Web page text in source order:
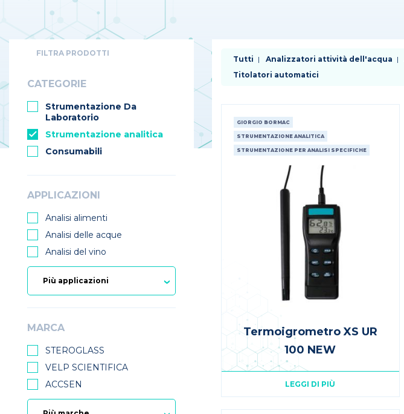
FILTRA PRODOTTI
CATEGORIE
Strumentazione Da
Laboratorio
Strumentazione analitica
Consumabili
APPLICAZIONI
Analisi alimenti
Analisi delle acque
Analisi del vino
MARCA
STEROGLASS
VELP SCIENTIFICA
ACCSEN
Tutti Analizzatori attività dell'acqua
Titolatori automatici
GIORGIO BORMAC
STRUMENTAZIONE ANALITICA
STRUMENTAZIONE PER ANALISI SPECIFICHE
Termoigrometro XS UR
100 NEW
LEGGI DI PIÙ